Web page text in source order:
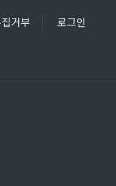
거부 로그인